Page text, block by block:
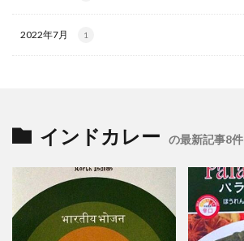
2022年7月 1
インドカレー の最新記事8件